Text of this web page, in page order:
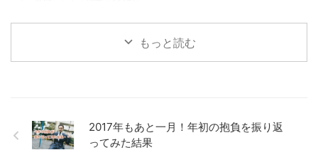
url="https://eureca.jp/archives/1
目標達成能力が低いのかは十分に
お分りいただけたところで、懲り
もっと読む
2017年もあと一月！年初の抱負を振り返
ってみた結果